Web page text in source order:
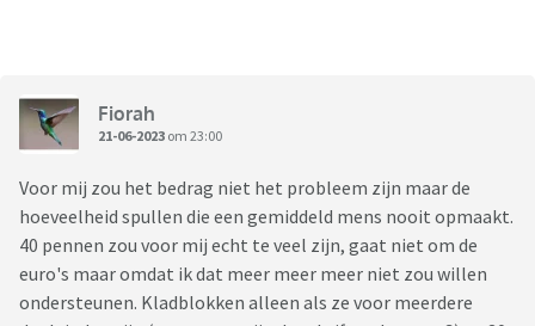
Fiorah
21-06-2023 om 23:00
Voor mij zou het bedrag niet het probleem zijn maar de
hoeveelheid spullen die een gemiddeld mens nooit opmaakt.
40 pennen zou voor mij echt te veel zijn, gaat niet om de
euro's maar omdat ik dat meer meer meer niet zou willen
ondersteunen. Kladblokken alleen als ze voor meerdere